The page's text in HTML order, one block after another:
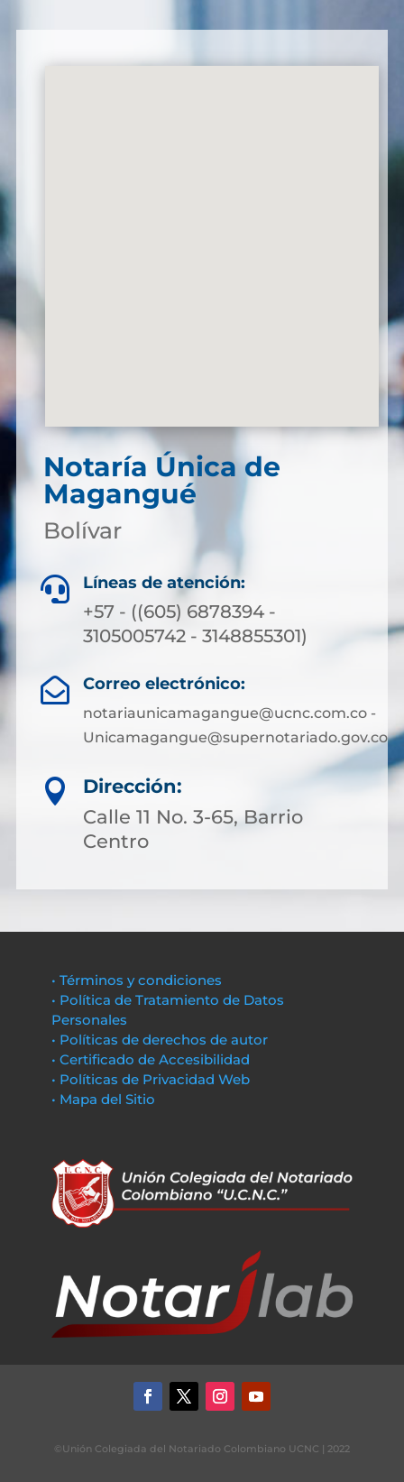
Notaría Única de
Magangué
Bolívar
 Líneas de atención:
+57 - ((605) 6878394 -
3105005742 - 3148855301)
 Correo electrónico:
notariaunicamagangue@ucnc.com.co -
Unicamagangue@supernotariado.gov.co

Dirección:
Calle 11 No. 3-65, Barrio
Centro
• Términos y condiciones
• Política de Tratamiento de Datos
Personales
• Políticas de derechos de autor
• Certificado de Accesibilidad
• Políticas de Privacidad Web
• Mapa del Sitio
©Unión Colegiada del Notariado Colombiano UCNC | 2022